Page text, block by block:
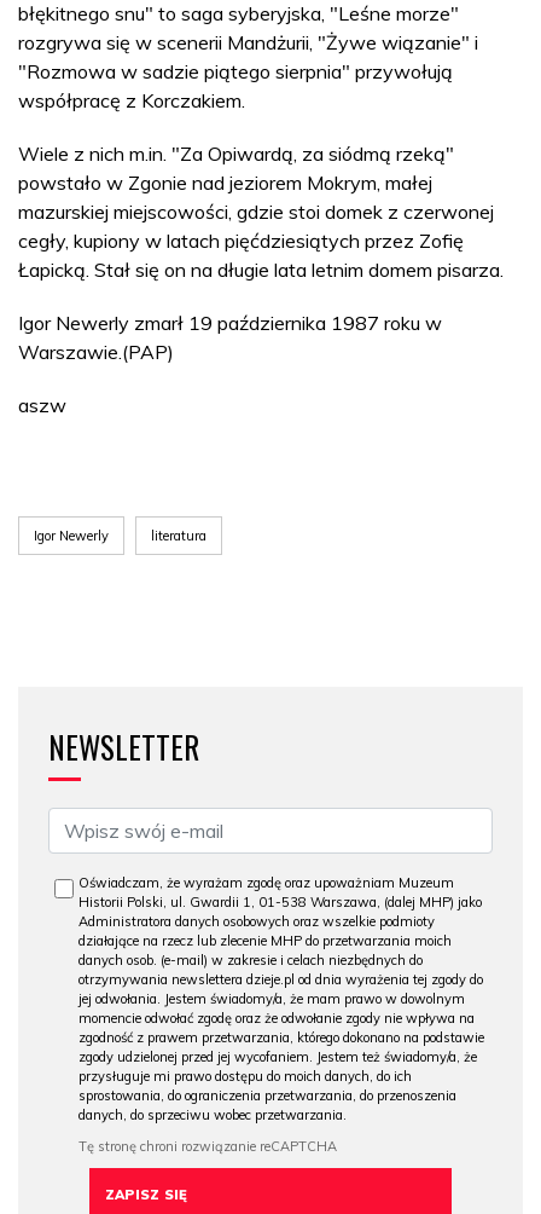
błękitnego snu" to saga syberyjska, "Leśne morze"
rozgrywa się w scenerii Mandżurii, "Żywe wiązanie" i
"Rozmowa w sadzie piątego sierpnia" przywołują
współpracę z Korczakiem.
Wiele z nich m.in. "Za Opiwardą, za siódmą rzeką"
powstało w Zgonie nad jeziorem Mokrym, małej
mazurskiej miejscowości, gdzie stoi domek z czerwonej
cegły, kupiony w latach pięćdziesiątych przez Zofię
Łapicką. Stał się on na długie lata letnim domem pisarza.
Igor Newerly zmarł 19 października 1987 roku w
Warszawie.(PAP)
aszw
Igor Newerly literatura
NEWSLETTER
Oświadczam, że wyrażam zgodę oraz upoważniam Muzeum
Historii Polski, ul. Gwardii 1, 01-538 Warszawa, (dalej MHP) jako
Administratora danych osobowych oraz wszelkie podmioty
działające na rzecz lub zlecenie MHP do przetwarzania moich
danych osob. (e-mail) w zakresie i celach niezbędnych do
otrzymywania newslettera dzieje.pl od dnia wyrażenia tej zgody do
jej odwołania. Jestem świadomy/a, że mam prawo w dowolnym
momencie odwołać zgodę oraz że odwołanie zgody nie wpływa na
zgodność z prawem przetwarzania, którego dokonano na podstawie
zgody udzielonej przed jej wycofaniem. Jestem też świadomy/a, że
przysługuje mi prawo dostępu do moich danych, do ich
sprostowania, do ograniczenia przetwarzania, do przenoszenia
danych, do sprzeciwu wobec przetwarzania.